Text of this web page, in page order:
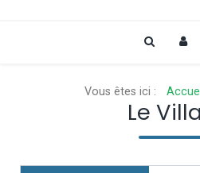
Vous êtes ici :
Le